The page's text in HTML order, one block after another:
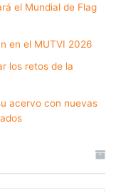
el Mundial de Flag
en el MUTVI 2026
los retos de la
acervo con nuevas